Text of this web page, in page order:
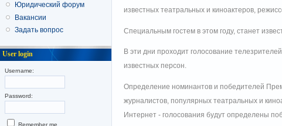
известных театральных и киноактеров,
Специальным гостем в этом году, станет
В эти дни проходит голосование
известных персон.
Определение номинантов и победителей
журналистов, популярных театральных и
Интернет - голосования будут определены
Юридический форум
Вакансии
Задать вопрос
User login
Username:
Password:
Remember me